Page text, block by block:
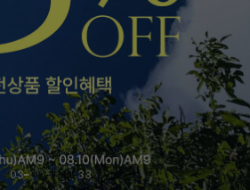
을 완성할
원피스
04 33